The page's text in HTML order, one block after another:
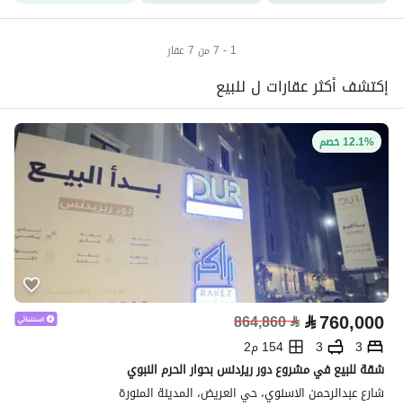
1 - 7 من 7 عقار
إكتشف أكثر عقارات ل للبيع
12.1% خصم
⃁760,000
⃁
864,860
3
3
154 م2
شقة للبيع في مشروع دور ريزدنس بحوار الحرم النبوي
شارع عبدالرحمن الاسنوي، حي العريض، المدينة المنورة